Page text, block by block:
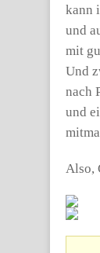
kann
und
mit
Und
nach
und
Also,